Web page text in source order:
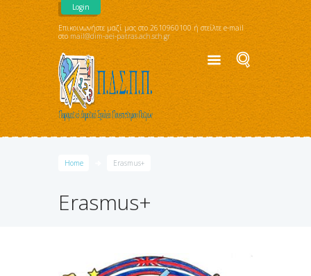
Login
Επικοινωνήστε μαζί μας στο 2610960100 ή στείλτε e-mail
στο mail@dim-aei-patras.ach.sch.gr
Home Erasmus+
Erasmus+